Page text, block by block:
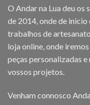
O Andar na Lua deu os
de 2014, onde de
trabalhos de
loja online, onde
peças personalizadas
vossos projetos.
Venham connosco